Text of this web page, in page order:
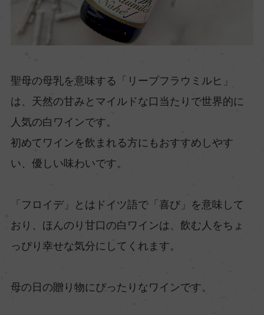
聖母の母乳を意味する「リープフラウミルヒ」
は、天然の甘みとマイルドな口当たりで世界的に
人気の白ワインです。
初めてワインを飲まれる方にもおすすめしやす
い、優しい味わいです。
「フロイデ」とはドイツ語で「喜び」を意味して
おり、ほんのり甘口の白ワインは、飲む人をちょ
っぴり幸せな気分にしてくれます。
母の日の贈り物にぴったりなワインです。